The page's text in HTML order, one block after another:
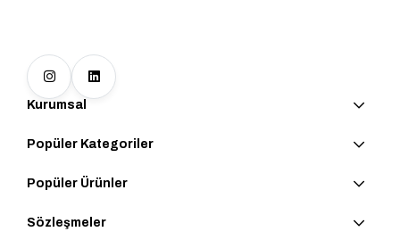
Kurumsal
Popüler Kategoriler
Popüler Ürünler
Sözleşmeler